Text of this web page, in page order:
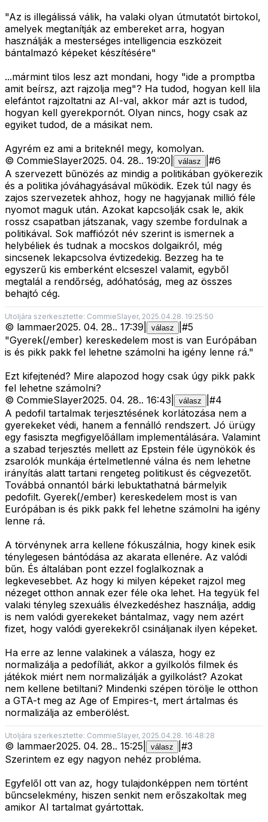
"Az is illegálissá válik, ha valaki olyan útmutatót birtokol,
amelyek megtanítják az embereket arra, hogyan
használják a mesterséges intelligencia eszközeit
bántalmazó képeket készítésére"
...mármint tilos lesz azt mondani, hogy "ide a promptba
amit beírsz, azt rajzolja meg"? Ha tudod, hogyan kell lila
elefántot rajzoltatni az AI-val, akkor már azt is tudod,
hogyan kell gyerekpornót. Olyan nincs, hogy csak az
egyiket tudod, de a másikat nem.
Agyrém ez ami a briteknél megy, komolyan.
© CommieSlayer2025. 04. 28.. 19:20 válasz #6
A szervezett bűnözés az mindig a politikában gyökerezik
és a politika jóváhagyásával működik. Ezek túl nagy és
zajos szervezetek ahhoz, hogy ne hagyjanak millió féle
nyomot maguk után. Azokat kapcsolják csak le, akik
rossz csapatban játszanak, vagy szembe fordulnak a
politikával. Sok maffiózót név szerint is ismernek a
helybéliek és tudnak a mocskos dolgaikról, még
sincsenek lekapcsolva évtizedekig. Bezzeg ha te
egyszerű kis emberként elcseszel valamit, egyből
megtalál a rendőrség, adóhatóság, meg az összes
behajtó cég.
Utoljára szerkesztette: CommieSlayer, 2025.04.28. 19:25:50
© lammaer2025. 04. 28.. 17:39 válasz #5
"Gyerek(/ember) kereskedelem most is van Európában
is és pikk pakk fel lehetne számolni ha igény lenne rá."
Ezt kifejtenéd? Mire alapozod hogy csak úgy pikk pakk
fel lehetne számolni?
© CommieSlayer2025. 04. 28.. 16:43 válasz #4
A pedofil tartalmak terjesztésének korlátozása nem a
gyerekeket védi, hanem a fennálló rendszert. Jó ürügy
egy fasiszta megfigyelőállam implementálására. Valamint
a szabad terjesztés mellett az Epstein féle ügynökök és
zsarolók munkája értelmetlenné válna és nem lehetne
irányítás alatt tartani rengeteg politikust és cégvezetőt.
Továbbá onnantól bárki lebuktathatná bármelyik
pedofilt. Gyerek(/ember) kereskedelem most is van
Európában is és pikk pakk fel lehetne számolni ha igény
lenne rá.
A törvénynek arra kellene fókuszálnia, hogy kinek esik
ténylegesen bántódása az akarata ellenére. Az valódi
bűn. És általában pont ezzel foglalkoznak a
legkevesebbet. Az hogy ki milyen képeket rajzol meg
nézeget otthon annak ezer féle oka lehet. Ha tegyük fel
valaki tényleg szexuális élvezkedéshez használja, addig
is nem valódi gyerekeket bántalmaz, vagy nem azért
fizet, hogy valódi gyerekekről csináljanak ilyen képeket.
Ha erre az lenne valakinek a válasza, hogy ez
normalizálja a pedofíliát, akkor a gyilkolós filmek és
játékok miért nem normalizálják a gyilkolást? Azokat
nem kellene betiltani? Mindenki szépen törölje le otthon
a GTA-t meg az Age of Empires-t, mert ártalmas és
normalizálja az emberölést.
Utoljára szerkesztette: CommieSlayer, 2025.04.28. 16:48:28
© lammaer2025. 04. 28.. 15:25 válasz #3
Szerintem ez egy nagyon nehéz probléma.
Egyfelől ott van az, hogy tulajdonképpen nem történt
bűncselekmény, hiszen senkit nem erőszakoltak meg
amikor AI tartalmat gyártottak.